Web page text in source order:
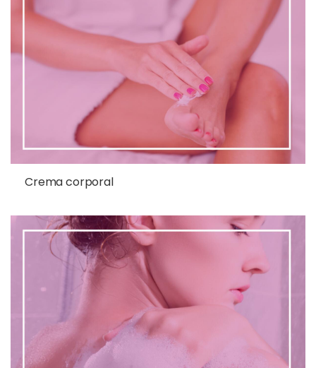
Crema corporal